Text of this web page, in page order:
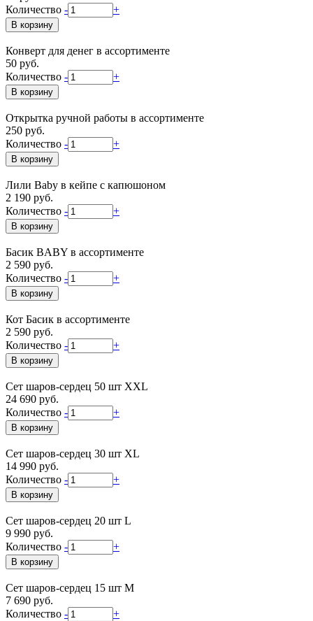
Количество - +
Конверт для денег в ассортименте
50 руб.
Количество - +
Открытка ручной работы в ассортименте
250 руб.
Количество - +
Лили Baby в кейпе с капюшоном
2 190 руб.
Количество - +
Басик BABY в ассортименте
2 590 руб.
Количество - +
Кот Басик в ассортименте
2 590 руб.
Количество - +
Сет шаров-сердец 50 шт XXL
24 690 руб.
Количество - +
Сет шаров-сердец 30 шт XL
14 990 руб.
Количество - +
Сет шаров-сердец 20 шт L
9 990 руб.
Количество - +
Сет шаров-сердец 15 шт М
7 690 руб.
Количество - +